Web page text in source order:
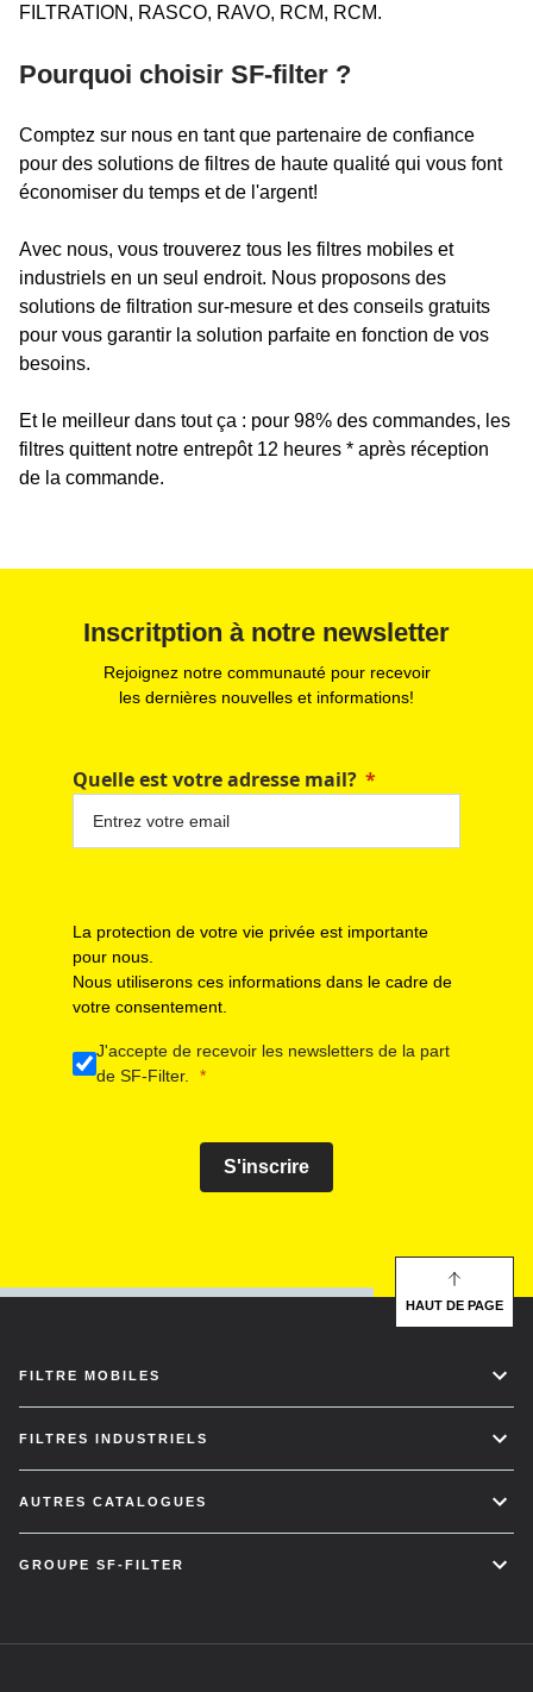
FILTRATION, RASCO, RAVO, RCM, RCM.
Pourquoi choisir SF-filter ?
Comptez sur nous en tant que partenaire de confiance
pour des solutions de filtres de haute qualité qui vous font
économiser du temps et de l'argent!
Avec nous, vous trouverez tous les filtres mobiles et
industriels en un seul endroit. Nous proposons des
solutions de filtration sur-mesure et des conseils gratuits
pour vous garantir la solution parfaite en fonction de vos
besoins.
Et le meilleur dans tout ça : pour 98% des commandes, les
filtres quittent notre entrepôt 12 heures * après réception
de la commande.
Inscritption à notre newsletter
Rejoignez notre communauté pour recevoir
les dernières nouvelles et informations!
Quelle est votre adresse mail?
La protection de votre vie privée est importante
pour nous.
Nous utiliserons ces informations dans le cadre de
votre consentement.
J'accepte de recevoir les newsletters de la part
de SF-Filter.
S'inscrire
FILTRE MOBILES
FILTRES INDUSTRIELS
AUTRES CATALOGUES
GROUPE SF-FILTER
HAUT DE PAGE